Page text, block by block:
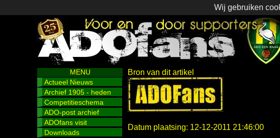
Wij gebruiken
MENU
Actueel Nieuws
Archief 1905 - heden
Competitieschema
ADO-post archief
ADOfans visit
Downloads
Bron van dit artikel
Datum plaatsing: 12-12-2011 21:46:00